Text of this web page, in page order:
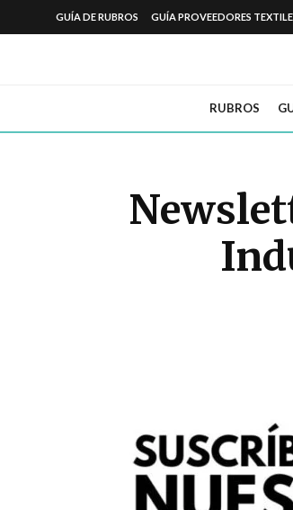
GUÍA DE RUBROS GUÍA PROVEEDORES
RUBROS